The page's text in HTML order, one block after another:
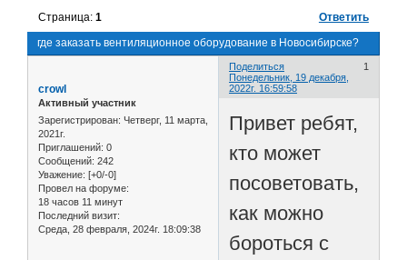
где заказать вентиляционное оборудование в Новосибирске?
Страница:1 Ответить
Поделиться
1
Понедельник, 19 декабря,
2022г. 16:59:58
crowl
Активный участник
Зарегистрирован: Четверг, 11 марта,
2021г.
Приглашений: 0
Сообщений: 242
Уважение: [+0/-0]
Провел на форуме:
18 часов 11 минут
Последний визит:
Среда, 28 февраля, 2024г. 18:09:38
Привет ребят,
кто может
посоветовать,
как можно
бороться с